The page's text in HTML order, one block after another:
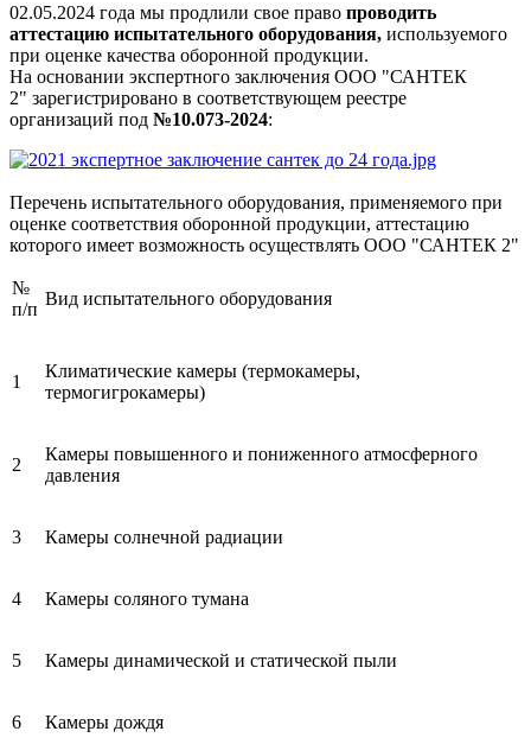
02.05.2024 года мы продлили свое право проводить
аттестацию испытательного оборудования, используемого
при оценке качества оборонной продукции.
На основании экспертного заключения ООО "САНТЕК
2" зарегистрировано в соответствующем реестре
организаций под №10.073-2024:
Перечень испытательного оборудования, применяемого при
оценке соответствия оборонной продукции, аттестацию
которого имеет возможность осуществлять ООО "САНТЕК 2"
№
п/п
Вид испытательного оборудования
1
Климатические камеры (термокамеры,
термогигрокамеры)
2
Камеры повышенного и пониженного атмосферного
давления
3 Камеры солнечной радиации
4 Камеры соляного тумана
5 Камеры динамической и статической пыли
6 Камеры дождя